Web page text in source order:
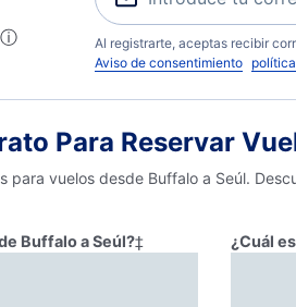
ⓘ
Al registrarte, aceptas recibir
Aviso de consentimiento
Para Reservar
vuelos desde Buffalo a Seúl.
Buffalo a Seúl?‡ ¿Cuál